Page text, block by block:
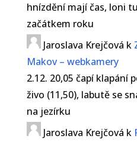
hnízdění mají čas, loni
začátkem roku
Jaroslava Krejčová k
Makov – webkamery
2.12. 20,05 čapí klapání
živo (11,50), labutě se
na jezírku
Jaroslava Krejčová k